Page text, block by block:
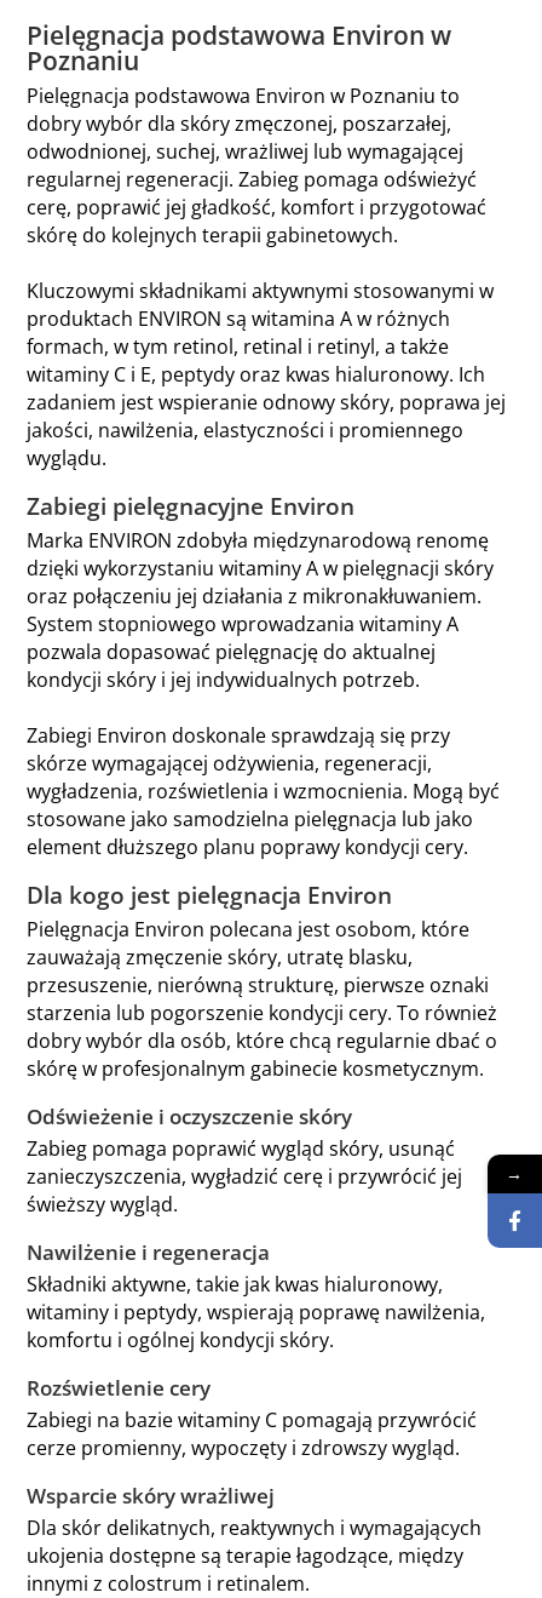
Pielęgnacja podstawowa Environ w
Poznaniu
Pielęgnacja podstawowa Environ w Poznaniu to
dobry wybór dla skóry zmęczonej, poszarzałej,
odwodnionej, suchej, wrażliwej lub wymagającej
regularnej regeneracji. Zabieg pomaga odświeżyć
cerę, poprawić jej gładkość, komfort i przygotować
skórę do kolejnych terapii gabinetowych.
Kluczowymi składnikami aktywnymi stosowanymi w
produktach ENVIRON są witamina A w różnych
formach, w tym retinol, retinal i retinyl, a także
witaminy C i E, peptydy oraz kwas hialuronowy. Ich
zadaniem jest wspieranie odnowy skóry, poprawa jej
jakości, nawilżenia, elastyczności i promiennego
wyglądu.
Zabiegi pielęgnacyjne Environ
Marka ENVIRON zdobyła międzynarodową renomę
dzięki wykorzystaniu witaminy A w pielęgnacji skóry
oraz połączeniu jej działania z mikronakłuwaniem.
System stopniowego wprowadzania witaminy A
pozwala dopasować pielęgnację do aktualnej
kondycji skóry i jej indywidualnych potrzeb.
Zabiegi Environ doskonale sprawdzają się przy
skórze wymagającej odżywienia, regeneracji,
wygładzenia, rozświetlenia i wzmocnienia. Mogą być
stosowane jako samodzielna pielęgnacja lub jako
element dłuższego planu poprawy kondycji cery.
Dla kogo jest pielęgnacja Environ
Pielęgnacja Environ polecana jest osobom, które
zauważają zmęczenie skóry, utratę blasku,
przesuszenie, nierówną strukturę, pierwsze oznaki
starzenia lub pogorszenie kondycji cery. To również
dobry wybór dla osób, które chcą regularnie dbać o
skórę w profesjonalnym gabinecie kosmetycznym.
Odświeżenie i oczyszczenie skóry
Zabieg pomaga poprawić wygląd skóry, usunąć
zanieczyszczenia, wygładzić cerę i przywrócić jej
świeższy wygląd.
Nawilżenie i regeneracja
Składniki aktywne, takie jak kwas hialuronowy,
witaminy i peptydy, wspierają poprawę nawilżenia,
komfortu i ogólnej kondycji skóry.
Rozświetlenie cery
Zabiegi na bazie witaminy C pomagają przywrócić
cerze promienny, wypoczęty i zdrowszy wygląd.
Wsparcie skóry wrażliwej
Dla skór delikatnych, reaktywnych i wymagających
ukojenia dostępne są terapie łagodzące, między
innymi z colostrum i retinalem.
→